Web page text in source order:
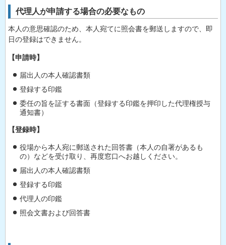
代理人が申請する場合の必要なもの
本人の意思確認のため、本人宛てに照会書を郵送しますので、即
日の登録はできません。
【申請時】
届出人の本人確認書類
登録する印鑑
委任の旨を証する書面（登録する印鑑を押印した代理権授与
通知書）
【登録時】
役場から本人宛に郵送された回答書（本人の自署があるも
の）などを受け取り、再度窓口へお越しください。
届出人の本人確認書類
登録する印鑑
代理人の印鑑
照会文書および回答書